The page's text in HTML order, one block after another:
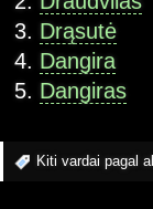
Drąsutė
Dangira
Dangiras
Kiti vardai pagal